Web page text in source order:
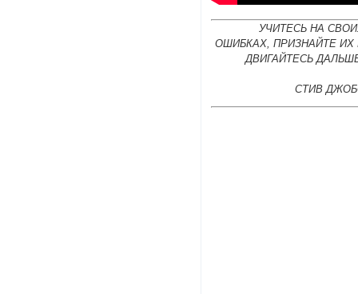
УЧИТЕСЬ НА
ОШИБКАХ, ПРИЗНАЙТЕ ИХ
ДВИГАЙТЕСЬ
СТИВ